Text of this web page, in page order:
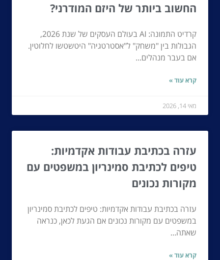
החשוב ביותר של היזם המודרני?
קרדיט התמונה: AI בעולם העסקים של שנת 2026,
הגבולות בין "משחק" ל"אסטרטגיה" היטשטשו לחלוטין.
אם בעבר מנהלים...
קרא עוד »
מאי 14, 2026
עזרה בכתיבת עבודות אקדמיות:
טיפים לכתיבת סמינריון במשפטים עם
מקורות נכונים
עזרה בכתיבת עבודות אקדמיות: טיפים לכתיבת סמינריון
במשפטים עם מקורות נכונים אם הגעת לכאן, כנראה
שאתה...
קרא עוד »